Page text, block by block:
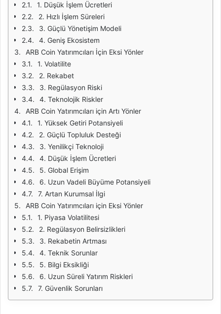
1. Düşük İşlem Ücretleri
2. Hızlı İşlem Süreleri
3. Güçlü Yönetişim Modeli
4. Geniş Ekosistem
ARB Coin Yatırımcıları İçin Eksi Yönler
1. Volatilite
2. Rekabet
3. Regülasyon Riski
4. Teknolojik Riskler
ARB Coin Yatırımcıları için Artı Yönler
1. Yüksek Getiri Potansiyeli
2. Güçlü Topluluk Desteği
3. Yenilikçi Teknoloji
4. Düşük İşlem Ücretleri
5. Global Erişim
6. Uzun Vadeli Büyüme Potansiyeli
7. Artan Kurumsal İlgi
ARB Coin Yatırımcıları için Eksi Yönler
1. Piyasa Volatilitesi
2. Regülasyon Belirsizlikleri
3. Rekabetin Artması
4. Teknik Sorunlar
5. Bilgi Eksikliği
6. Uzun Süreli Yatırım Riskleri
7. Güvenlik Sorunları